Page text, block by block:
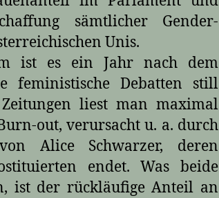
sämtlicher Gender-
Unis.
ist es ein Jahr nach dem
feministische Debatten still
liest man maximal
out, verursacht u. a. durch
Alice Schwarzer, deren
endet. Was beide
ist der rückläufige Anteil an